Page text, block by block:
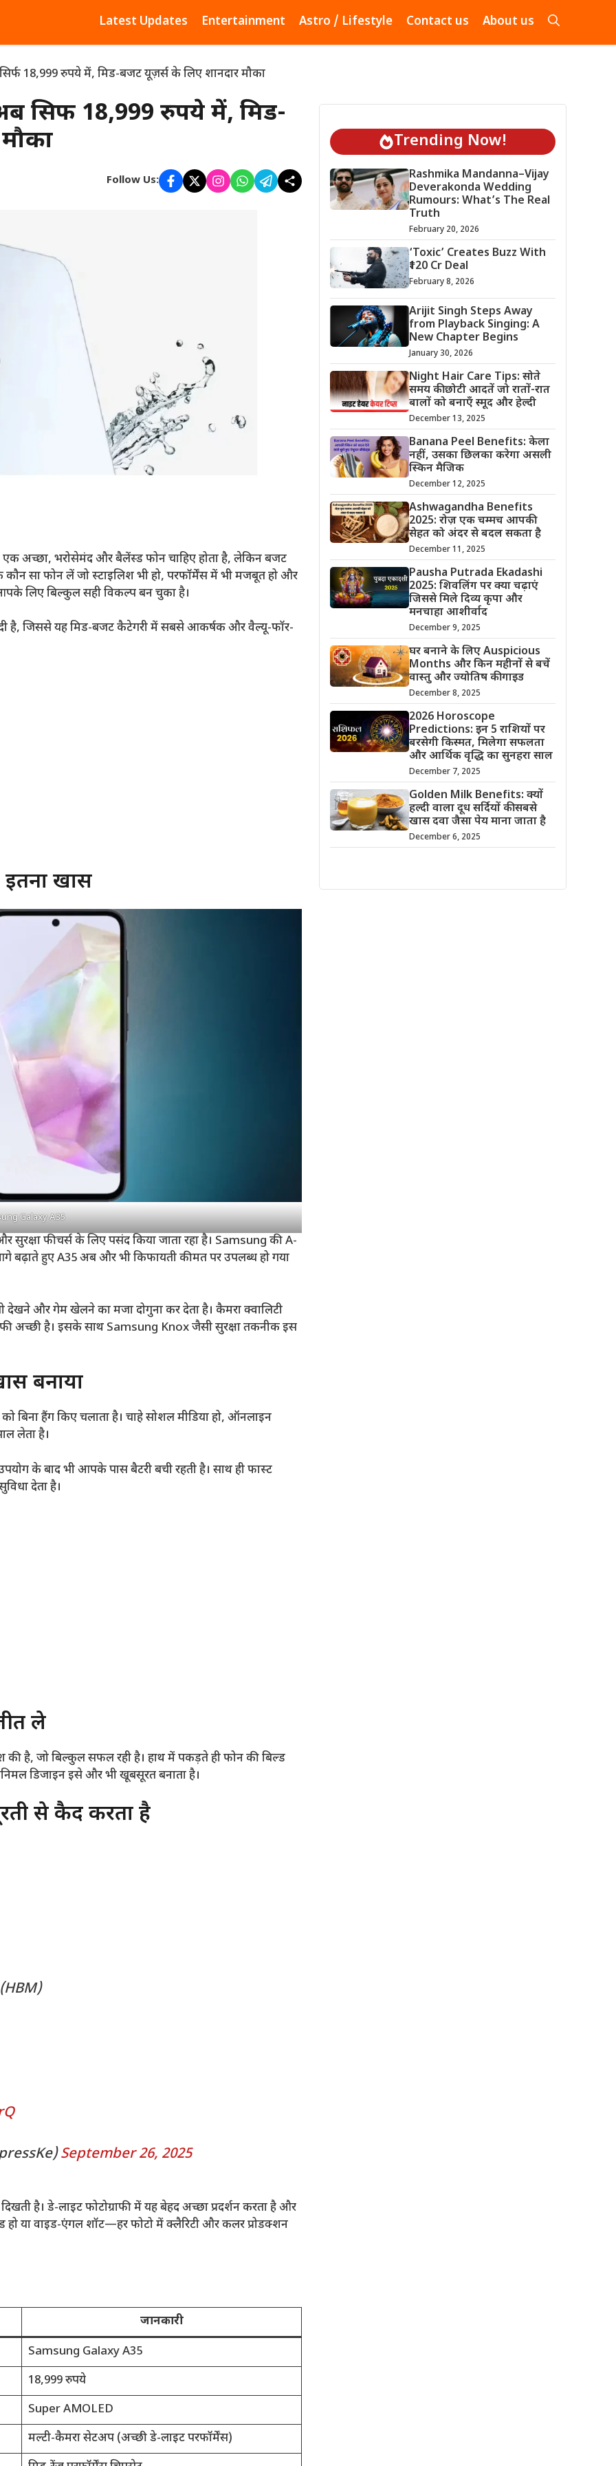
Latest Updates Entertainment Astro / Lifestyle Contact us About us
18,999 रुपये में, मिड-बजट यूज़र्स के लिए शानदार मौका
सिर्फ 18,999 रुपये में, मिड-
Follow Us:
एक अच्छा, भरोसेमंद और बैलेंस्ड फोन चाहिए होता है, लेकिन बजट
सा फोन लें जो स्टाइलिश भी हो, परफॉर्मेंस में भी मजबूत हो और
लिए बिल्कुल सही विकल्प बन चुका है।
है, जिससे यह मिड-बजट कैटेगरी में सबसे आकर्षक और वैल्यू-फॉर-
खास
Galaxy A35
फीचर्स के लिए पसंद किया जाता रहा है। Samsung की A-
बढ़ाते हुए A35 अब और भी किफायती कीमत पर उपलब्ध हो गया
और गेम खेलने का मजा दोगुना कर देता है। कैमरा क्वालिटी
अच्छी है। इसके साथ Samsung Knox जैसी सुरक्षा तकनीक इस
बनाया
बिना हैंग किए चलाता है। चाहे सोशल मीडिया हो, ऑनलाइन
लेता है।
के बाद भी आपके पास बैटरी बची रहती है। साथ ही फास्ट
देता है।
ले
है, जो बिल्कुल सफल रही है। हाथ में पकड़ते ही फोन की बिल्ड
डिजाइन इसे और भी खूबसूरत बनाता है।
से कैद करता है
September 26, 2025
है। डे-लाइट फोटोग्राफी में यह बेहद अच्छा प्रदर्शन करता है और
हो या वाइड-एंगल शॉट—हर फोटो में क्लैरिटी और कलर प्रोडक्शन
जानकारी
Samsung Galaxy A35
18,999 रुपये
Super AMOLED
मल्टी-कैमरा सेटअप (अच्छी डे-लाइट परफॉर्मेंस)
Trending Now!
Rashmika Mandanna–Vijay
Deverakonda Wedding
Rumours: What’s The Real
Truth
February 20, 2026
‘Toxic’ Creates Buzz With
₹120 Cr Deal
February 8, 2026
Arijit Singh Steps Away
from Playback Singing: A
New Chapter Begins
January 30, 2026
Night Hair Care Tips: सोते
समय की छोटी आदतें जो रातों-रात
बालों को बनाएँ स्मूद और हेल्दी
December 13, 2025
Banana Peel Benefits: केला
नहीं, उसका छिलका करेगा असली
स्किन मैजिक
December 12, 2025
Ashwagandha Benefits
2025: रोज़ एक चम्मच आपकी
सेहत को अंदर से बदल सकता है
December 11, 2025
Pausha Putrada Ekadashi
2025: शिवलिंग पर क्या चढ़ाएं
जिससे मिले दिव्य कृपा और
मनचाहा आशीर्वाद
December 9, 2025
घर बनाने के लिए Auspicious
Months और किन महीनों से बचें
वास्तु और ज्योतिष की गाइड
December 8, 2025
2026 Horoscope
Predictions: इन 5 राशियों पर
बरसेगी किस्मत, मिलेगा सफलता
और आर्थिक वृद्धि का सुनहरा साल
December 7, 2025
Golden Milk Benefits: क्यों
हल्दी वाला दूध सर्दियों की सबसे
खास दवा जैसा पेय माना जाता है
December 6, 2025